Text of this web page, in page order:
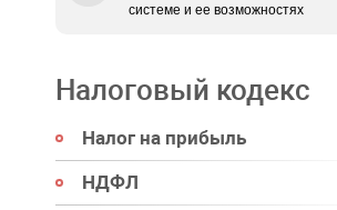
системе и ее возможностях
Налоговый кодекс
Налог на прибыль
НДФЛ